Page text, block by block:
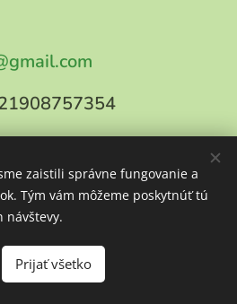
behul.skVšetky práva vyhradené
Cookies
zaistili správne fungovanie a
Tým vám môžeme poskytnúť tú
návštevy.
Prijať všetko